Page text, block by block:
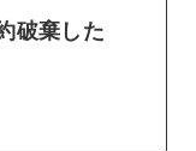
破棄した